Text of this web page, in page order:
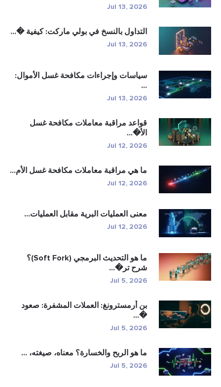
Jul 13, 2026
التداول بالنسخ في بولي ماركت: كيفية �...
Jul 13, 2026
سياسات وإجراءات مكافحة غسل الأموال:
...
Jul 13, 2026
قواعد مراقبة معاملات مكافحة غسل
الأ�...
Jul 12, 2026
ما هي مراقبة معاملات مكافحة غسل الأم...
Jul 12, 2026
معنى العمليات البرية مقابل العمليات...
Jul 12, 2026
ما هو التحديث البرمجي (Soft Fork)؟
شرح تر�...
Jul 5, 2026
بن أرمسترونغ: العملات المشفرة: صعود
�...
Jul 5, 2026
ما هو الربح والخسارة؟ معناه، صيغته، ...
Jul 5, 2026